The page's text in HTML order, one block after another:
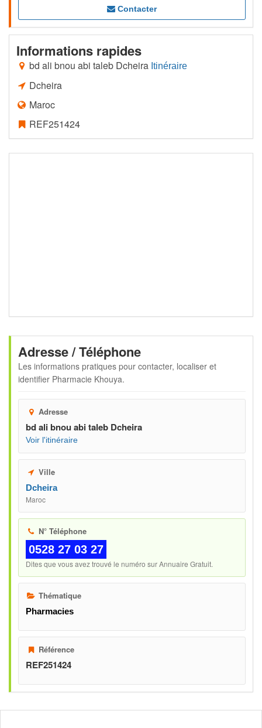
Contacter
Informations rapides
bd ali bnou abi taleb Dcheira Itinéraire
Dcheira
Maroc
REF251424
Adresse / Téléphone
Les informations pratiques pour contacter, localiser et
identifier Pharmacie Khouya.
Adresse
bd ali bnou abi taleb Dcheira
Voir l'itinéraire
Ville
Dcheira
Maroc
N° Téléphone
0528 27 03 27
Dites que vous avez trouvé le numéro sur Annuaire Gratuit.
Thématique
Pharmacies
Référence
REF251424